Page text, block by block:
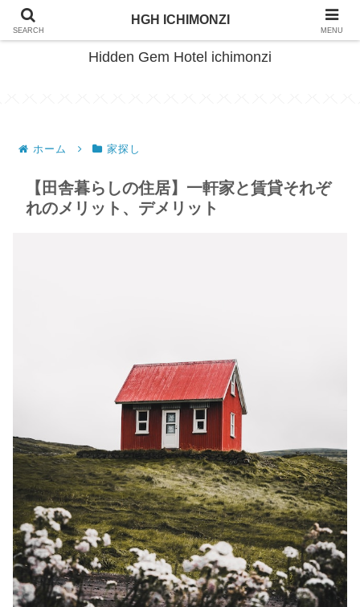
HimeTsuru Living Plan
Hidden Gem Hotel ichimonzi
ホーム 家探し
【田舎暮らしの住居】一軒家と賃貸それぞ
れのメリット、デメリット
SEARCH
HGH ICHIMONZI
MENU